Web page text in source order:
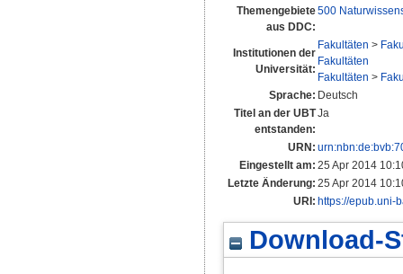
Themengebiete
aus DDC:
500
Institutionen der
Universität:
Fakultäten >
Fakultäten
Fakultäten >
Sprache: Deutsch
Titel an der UBT
entstanden:
Ja
URN:
Eingestellt am: 25 Apr 2014
Letzte Änderung: 25 Apr 2014
URI: https://epub.uni-
Download-